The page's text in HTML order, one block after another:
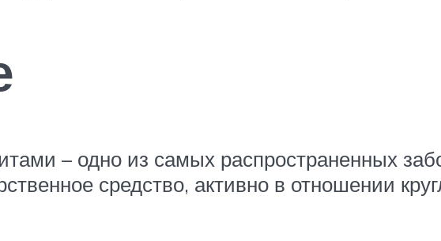
– одно из самых распространенных
средство, активно в отношении